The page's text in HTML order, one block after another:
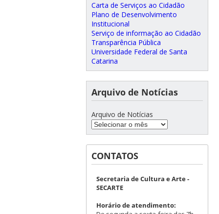
Carta de Serviços ao Cidadão
Plano de Desenvolvimento
Institucional
Serviço de informação ao Cidadão
Transparência Pública
Universidade Federal de Santa
Catarina
Arquivo de Notícias
Arquivo de Notícias
CONTATOS
Secretaria de Cultura e Arte -
SECARTE
Horário de atendimento: